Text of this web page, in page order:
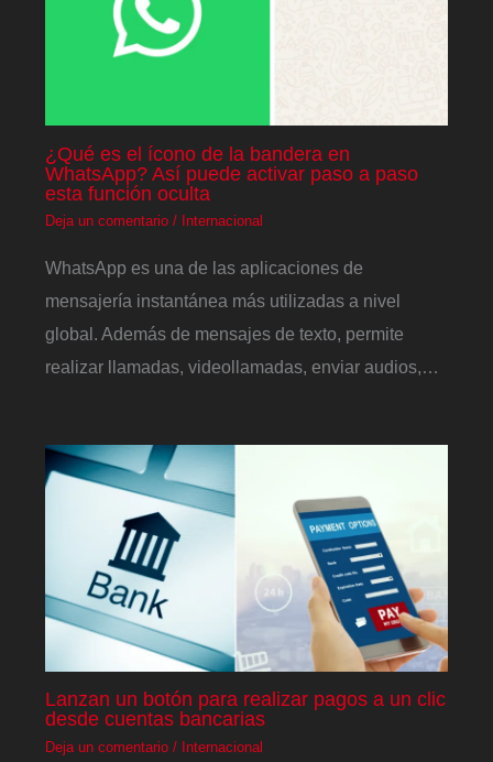
¿Qué es el ícono de la bandera en
WhatsApp? Así puede activar paso a paso
esta función oculta
Deja un comentario / Internacional
WhatsApp es una de las aplicaciones de
mensajería instantánea más utilizadas a nivel
global. Además de mensajes de texto, permite
realizar llamadas, videollamadas, enviar audios,…
Lanzan un botón para realizar pagos a un clic
desde cuentas bancarias
Deja un comentario / Internacional